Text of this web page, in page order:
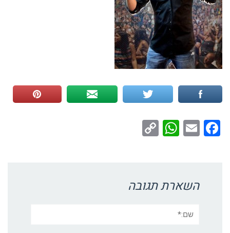
Facebook
Email
WhatsApp
השארת תגובה